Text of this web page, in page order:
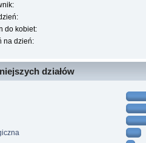
do kobiet:
na dzień:
działów